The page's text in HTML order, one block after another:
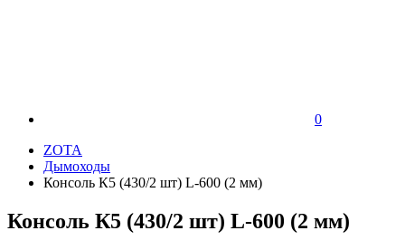
0
ZOTA
Дымоходы
Консоль К5 (430/2 шт) L-600 (2 мм)
Консоль К5 (430/2 шт) L-600 (2 мм)